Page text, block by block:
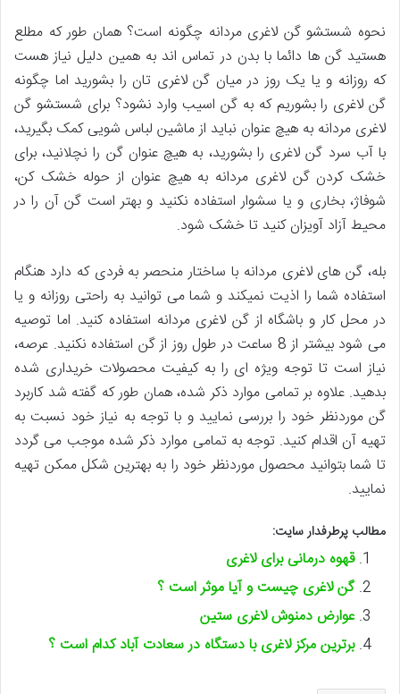
نحوه شستشو گن لاغری مردانه چگونه است؟ همان طور که مطلع
هستید گن ها دائما با بدن در تماس اند به همین دلیل نیاز هست
که روزانه و یا یک روز در میان گن لاغری تان را بشورید اما چگونه
گن لاغری را بشوریم که به گن اسیب وارد نشود؟ برای شستشو گن
لاغری مردانه به هیچ عنوان نباید از ماشین لباس شویی کمک بگیرید،
با آب سرد گن لاغری را بشورید، به هیچ عنوان گن را نچلانید، برای
خشک کردن گن لاغری مردانه به هیچ عنوان از حوله خشک کن،
شوفاژ، بخاری و یا سشوار استفاده نکنید و بهتر است گن آن را در
محیط آزاد آویزان کنید تا خشک شود.
بله، گن های لاغری مردانه با ساختار منحصر به فردی که دارد هنگام
استفاده شما را اذیت نمیکند و شما می توانید به راحتی روزانه و یا
در محل کار و باشگاه از گن لاغری مردانه استفاده کنید. اما توصیه
می شود بیشتر از 8 ساعت در طول روز از گن استفاده نکنید. عرصه،
نیاز است تا توجه ویژه ای را به کیفیت محصولات خریداری شده
بدهید. علاوه بر تمامی موارد ذکر شده، همان طور که گفته شد کاربرد
گن موردنظر خود را بررسی نمایید و با توجه به نیاز خود نسبت به
تهیه آن اقدام کنید. توجه به تمامی موارد ذکر شده موجب می گردد
تا شما بتوانید محصول موردنظر خود را به بهترین شکل ممکن تهیه
نمایید.
مطالب پرطرفدار سایت:
قهوه درمانی برای لاغری
گن لاغری چیست و آیا موثر است ؟
عوارض دمنوش لاغری ستین
برترین مرکز لاغری با دستگاه در سعادت آباد کدام است ؟